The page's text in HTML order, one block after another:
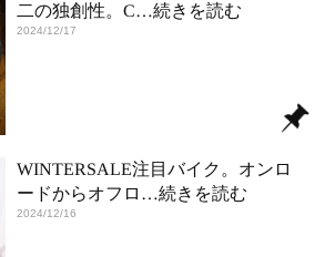
二の独創性。C…続きを読む
2024/12/17
WINTERSALE注目バイク。オンロ
ードからオフロ …続きを読む
2024/12/16